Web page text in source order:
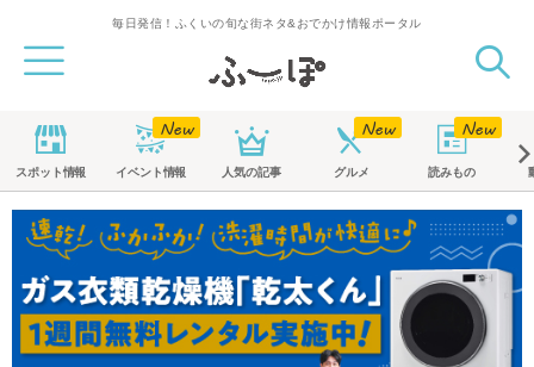
毎日発信！ふくいの旬な街ネタ&おでかけ情報ポータル
スポット情報 イベント情報 人気の記事 グルメ 読みもの